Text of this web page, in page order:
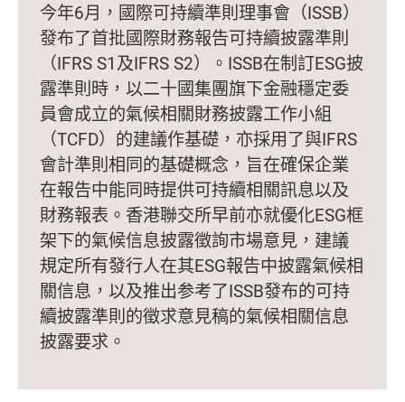
今年6月，國際可持續準則理事會（ISSB）
發布了首批國際財務報告可持續披露準則
（IFRS S1及IFRS S2）。ISSB在制訂ESG披
露準則時，以二十國集團旗下金融穩定委
員會成立的氣候相關財務披露工作小組
（TCFD）的建議作基礎，亦採用了與IFRS
會計準則相同的基礎概念，旨在確保企業
在報告中能同時提供可持續相關訊息以及
財務報表。香港聯交所早前亦就優化ESG框
架下的氣候信息披露徵詢市場意見，建議
規定所有發行人在其ESG報告中披露氣候相
關信息，以及推出参考了ISSB發布的可持
續披露準則的徵求意見稿的氣候相關信息
披露要求。